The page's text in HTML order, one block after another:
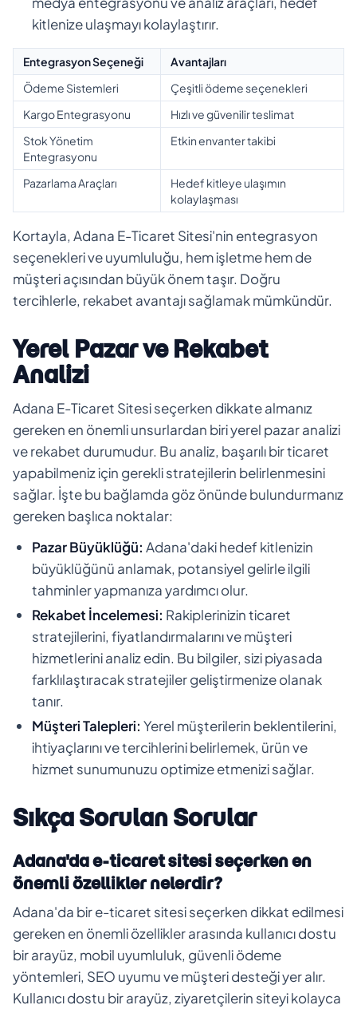
kitlenize ulaşmayı kolaylaştırır.
Entegrasyon Seçeneği
Avantajları
Ödeme Sistemleri
Çeşitli ödeme seçenekleri
Kargo Entegrasyonu
Hızlı ve güvenilir teslimat
Stok Yönetim
Entegrasyonu
Etkin envanter takibi
Pazarlama Araçları
Hedef kitleye ulaşımın
kolaylaşması
Kortayla, Adana E-Ticaret Sitesi'nin entegrasyon
seçenekleri ve uyumluluğu, hem işletme hem de
müşteri açısından büyük önem taşır. Doğru
tercihlerle, rekabet avantajı sağlamak mümkündür.
Yerel Pazar ve Rekabet
Analizi
Adana E-Ticaret Sitesi seçerken dikkate almanız
gereken en önemli unsurlardan biri yerel pazar analizi
ve rekabet durumudur. Bu analiz, başarılı bir ticaret
yapabilmeniz için gerekli stratejilerin belirlenmesini
sağlar. İşte bu bağlamda göz önünde bulundurmanız
gereken başlıca noktalar:
Pazar Büyüklüğü: Adana'daki hedef kitlenizin
büyüklüğünü anlamak, potansiyel gelirle ilgili
tahminler yapmanıza yardımcı olur.
Rekabet İncelemesi: Rakiplerinizin ticaret
stratejilerini, fiyatlandırmalarını ve müşteri
hizmetlerini analiz edin. Bu bilgiler, sizi piyasada
farklılaştıracak stratejiler geliştirmenize olanak
tanır.
Müşteri Talepleri: Yerel müşterilerin beklentilerini,
ihtiyaçlarını ve tercihlerini belirlemek, ürün ve
hizmet sunumunuzu optimize etmenizi sağlar.
Sıkça Sorulan Sorular
Adana'da e-ticaret sitesi seçerken en
önemli özellikler nelerdir?
Adana'da bir e-ticaret sitesi seçerken dikkat edilmesi
gereken en önemli özellikler arasında kullanıcı dostu
bir arayüz, mobil uyumluluk, güvenli ödeme
yöntemleri, SEO uyumu ve müşteri desteği yer alır.
Kullanıcı dostu bir arayüz, ziyaretçilerin siteyi kolayca